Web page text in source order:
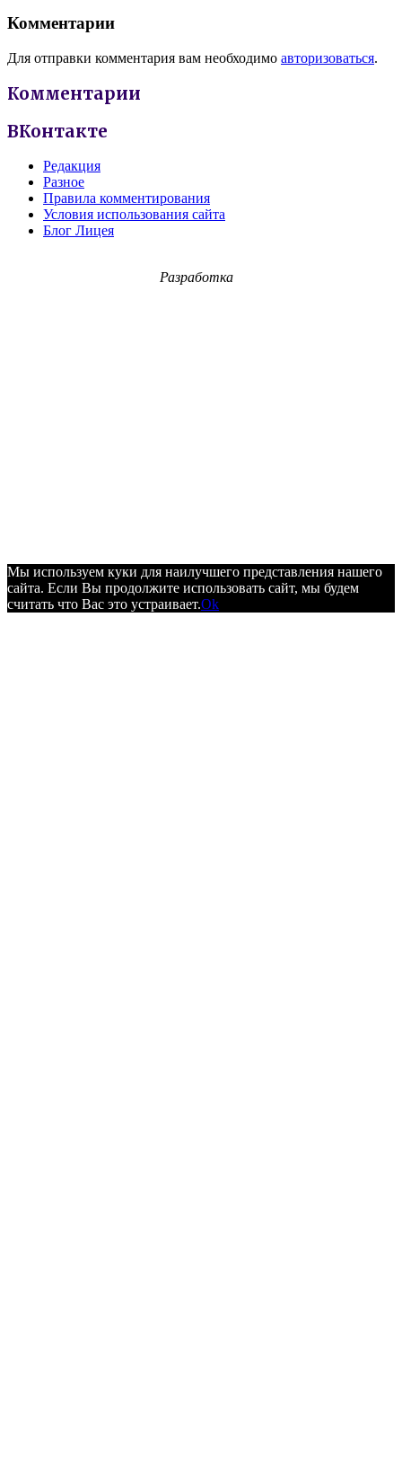
Комментарии
Для отправки комментария вам необходимо авторизоваться.
Комментарии
ВКонтакте
Редакция
Разное
Правила комментирования
Условия использования сайта
Блог Лицея
Разработка
Мы используем куки для наилучшего представления нашего
сайта. Если Вы продолжите использовать сайт, мы будем
считать что Вас это устраивает.Ok